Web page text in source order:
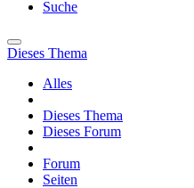
Suche
Dieses Thema
Alles
Dieses Thema
Dieses Forum
Forum
Seiten